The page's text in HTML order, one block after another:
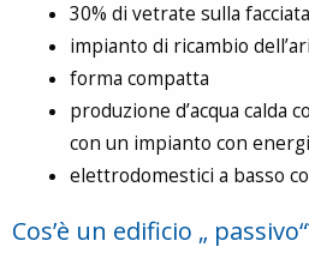
30% di vetrate sulla
impianto di ricambio
forma compatta
produzione d’acqua calda
con un impianto con
elettrodomestici a basso
Cos’è un edificio „